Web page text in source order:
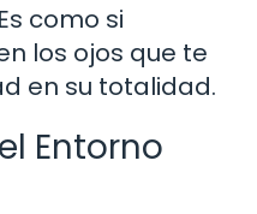
como si
los ojos que te
en su totalidad.
Entorno